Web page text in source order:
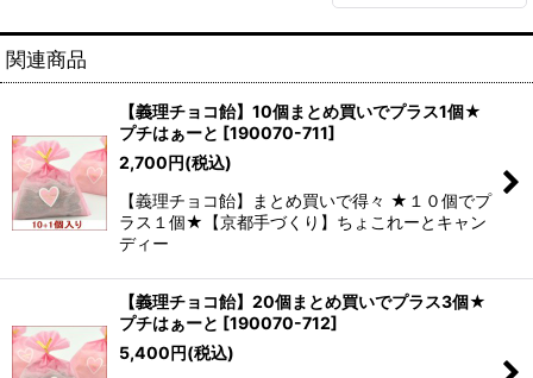
関連商品
【義理チョコ飴】10個まとめ買いでプラス1個★
プチはぁーと [190070-711]
2,700円(税込)
【義理チョコ飴】まとめ買いで得々 ★１０個でプ
ラス１個★【京都手づくり】ちょこれーとキャン
ディー
【義理チョコ飴】20個まとめ買いでプラス3個★
プチはぁーと [190070-712]
5,400円(税込)